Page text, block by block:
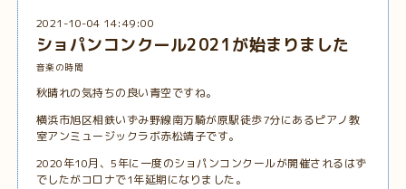
2021-10-04 14:49:00
ショパンコンクール2021が始まりました
音楽の時間
秋晴れの気持ちの良い青空ですね。
横浜市旭区相鉄いずみ野線南万騎が原駅徒歩7分にあるピアノ教
室アンミュージックラボ赤松靖子です。
2020年10月、5年に一度のショパンコンクールが開催されるはず
でしたがコロナで1年延期になりました。